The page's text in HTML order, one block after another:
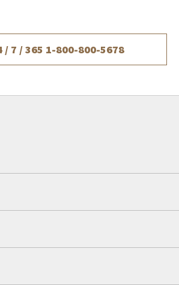
/ 7 / 365 1-800-800-5678